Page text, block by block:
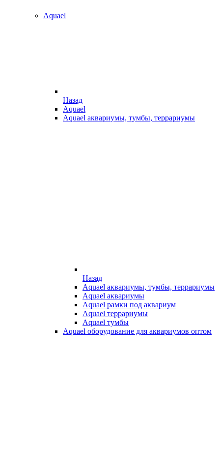
Aquael
Назад
Aquael
Aquael аквариумы, тумбы, террариумы
Назад
Aquael аквариумы, тумбы, террариумы
Aquael аквариумы
Aquael рамки под аквариум
Aquael террариумы
Aquael тумбы
Aquael оборудование для аквариумов оптом